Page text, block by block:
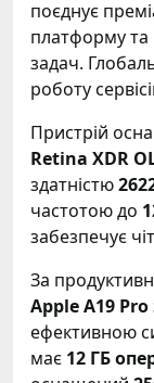
поєднує
платформу та
задач.
роботу
Пристрій
Retina XDR
здатністю
частотою до
забезпечує
За
Apple A19 Pro
ефективною
має 12 ГБ